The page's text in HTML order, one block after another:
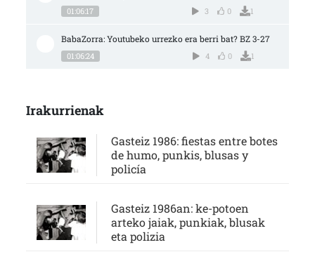
01:06:17 3 0 1
BabaZorra: Youtubeko urrezko era berri bat? BZ 3-27
01:06:24 4 0 1
Irakurrienak
Gasteiz 1986: fiestas entre botes
de humo, punkis, blusas y
policía
Gasteiz 1986an: ke-potoen
arteko jaiak, punkiak, blusak
eta polizia